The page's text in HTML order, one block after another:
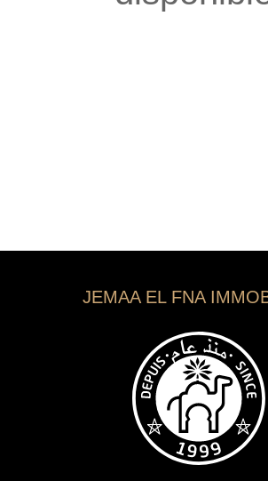
JEMAA EL FNA